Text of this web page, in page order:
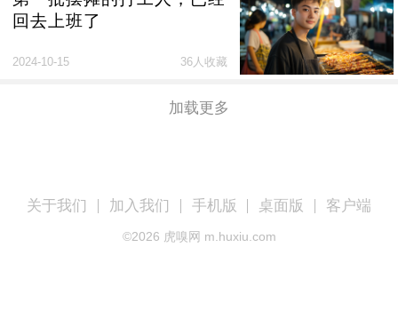
回去上班了
2024-10-15 36人收藏
加载更多
关于我们 加入我们 手机版 桌面版 客户端
©2026 虎嗅网 m.huxiu.com